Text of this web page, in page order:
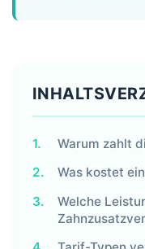
1.
Warum zahlt
2.
Was kostet
3.
Welche